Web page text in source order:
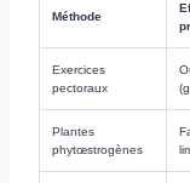
Méthode
Exercices
pectoraux
Plantes
phytœstrogènes